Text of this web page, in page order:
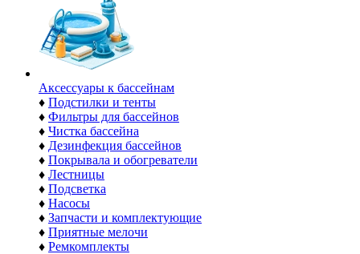
Аксессуары к бассейнам
♦ Подстилки и тенты
♦ Фильтры для бассейнов
♦ Чистка бассейна
♦ Дезинфекция бассейнов
♦ Покрывала и обогреватели
♦ Лестницы
♦ Подсветка
♦ Насосы
♦ Запчасти и комплектующие
♦ Приятные мелочи
♦ Ремкомплекты